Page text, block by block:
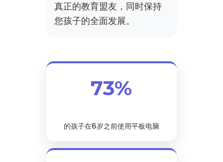
真正的教育盟友，同时保持
您孩子的全面发展。
73%
的孩子在6岁之前使用平板电脑